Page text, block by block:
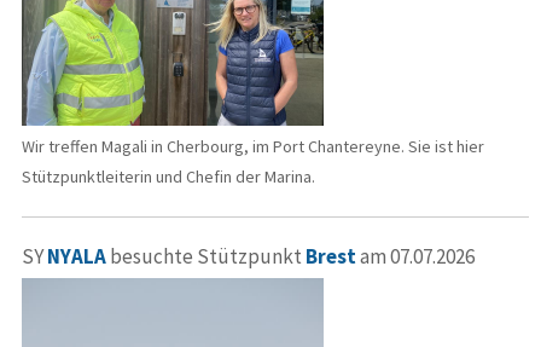
Wir treffen Magali in Cherbourg, im Port Chantereyne. Sie ist hier
Stützpunktleiterin und Chefin der Marina.
SYNYALAbesuchte Stützpunkt Brestam 07.07.2026